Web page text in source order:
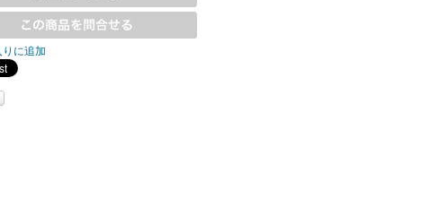
りに追加